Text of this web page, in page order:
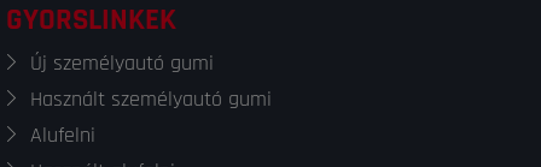
GYORSLINKEK
Új személyautó gumi
Használt személyautó gumi
Alufelni